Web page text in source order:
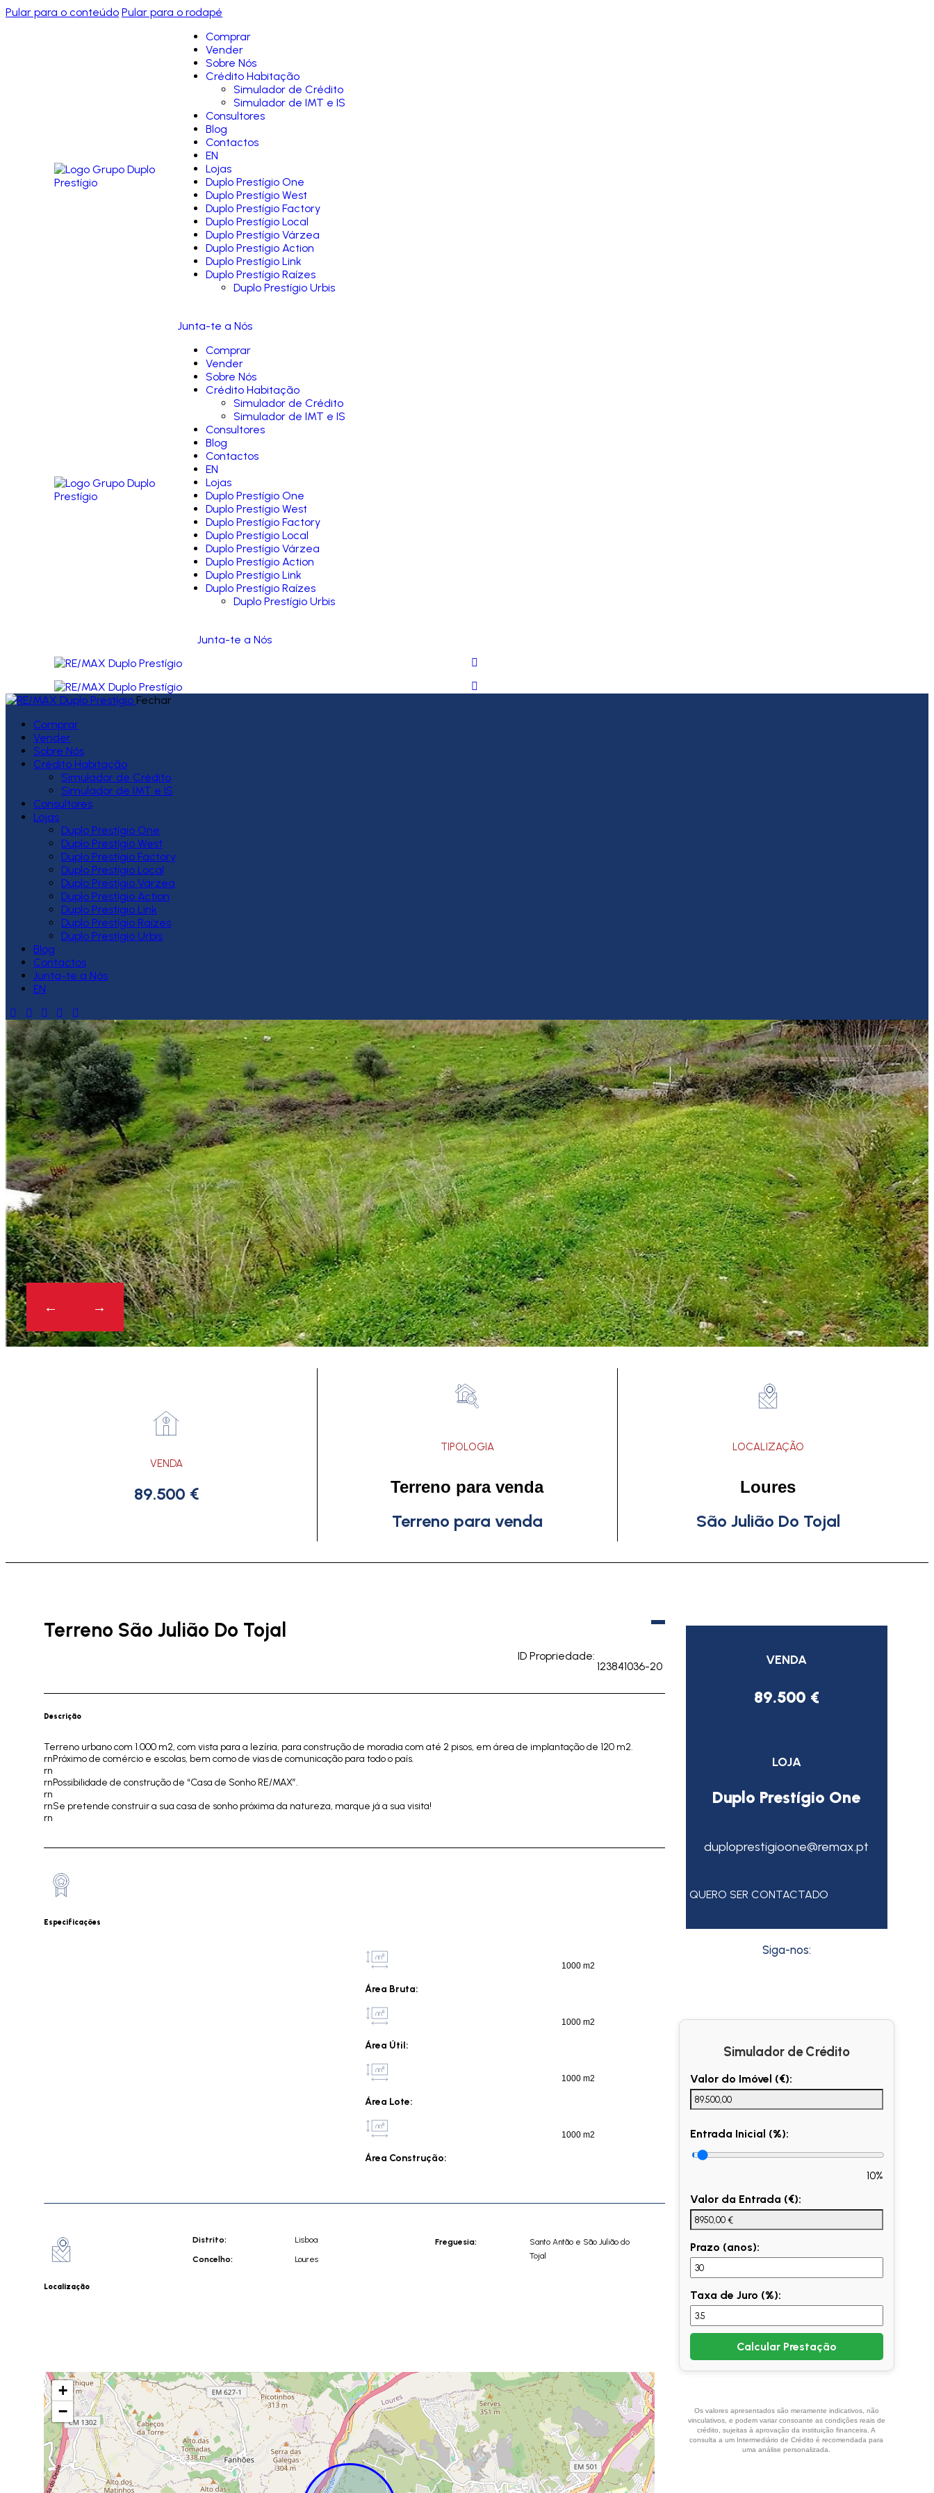
Pular para o conteúdo Pular para o rodapé
Comprar
Vender
Sobre Nós
Crédito Habitação
Simulador de Crédito
Simulador de IMT e IS
Consultores
Blog
Contactos
EN
Lojas
Duplo Prestígio One
Duplo Prestígio West
Duplo Prestígio Factory
Duplo Prestígio Local
Duplo Prestígio Várzea
Duplo Prestígio Action
Duplo Prestígio Link
Duplo Prestígio Raízes
Duplo Prestígio Urbis
Junta-te a Nós
Comprar
Vender
Sobre Nós
Crédito Habitação
Simulador de Crédito
Simulador de IMT e IS
Consultores
Blog
Contactos
EN
Lojas
Duplo Prestígio One
Duplo Prestígio West
Duplo Prestígio Factory
Duplo Prestígio Local
Duplo Prestígio Várzea
Duplo Prestígio Action
Duplo Prestígio Link
Duplo Prestígio Raízes
Duplo Prestígio Urbis
Junta-te a Nós
Fechar
Comprar
Vender
Sobre Nós
Crédito Habitação
Simulador de Crédito
Simulador de IMT e IS
Consultores
Lojas
Duplo Prestígio One
Duplo Prestígio West
Duplo Prestígio Factory
Duplo Prestígio Local
Duplo Prestígio Várzea
Duplo Prestígio Action
Duplo Prestígio Link
Duplo Prestígio Raízes
Duplo Prestígio Urbis
Blog
Contactos
Junta-te a Nós
EN
VENDA
89.500 €
TIPOLOGIA
Terreno para venda
Terreno para venda
LOCALIZAÇÃO
Loures
São Julião Do Tojal
Terreno São Julião Do Tojal
ID Propriedade:
123841036-20
Descrição
Terreno urbano com 1.000 m2, com vista para a lezíria, para construção de moradia com até 2 pisos, em área de implantação de 120 m2.
rnPróximo de comércio e escolas, bem como de vias de comunicação para todo o país.
rn
rnPossibilidade de construção de “Casa de Sonho RE/MAX”.
rn
rnSe pretende construir a sua casa de sonho próxima da natureza, marque já a sua visita!
rn
Especificações
Área Bruta:
1000 m2
Área Útil:
1000 m2
Área Lote:
1000 m2
Área Construção:
1000 m2
Localização
Distrito:
Lisboa
Concelho:
Loures
Freguesia:
Santo Antão e São Julião do
Tojal
+
−
VENDA
89.500 €
LOJA
Duplo Prestígio One
duploprestigioone@remax.pt
QUERO SER CONTACTADO
Siga-nos:
Simulador de Crédito
Valor do Imóvel (€):
Entrada Inicial (%):
10%
Valor da Entrada (€):
Prazo (anos):
Taxa de Juro (%):
Calcular Prestação
Os valores apresentados são meramente indicativos, não
vinculativos, e podem variar consoante as condições reais de
crédito, sujeitas à aprovação da instituição financeira. A
consulta a um Intermediário de Crédito é recomendada para
uma análise personalizada.